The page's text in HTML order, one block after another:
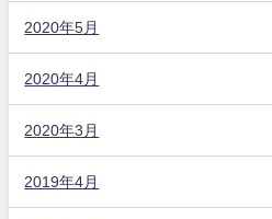
2020年5月
2020年4月
2020年3月
2019年4月